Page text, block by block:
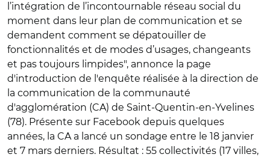
l’intégration de l’incontournable réseau social du
moment dans leur plan de communication et se
demandent comment se dépatouiller de
fonctionnalités et de modes d’usages, changeants
et pas toujours limpides", annonce la page
d'introduction de l'enquête réalisée à la direction de
la communication de la communauté
d'agglomération (CA) de Saint-Quentin-en-Yvelines
(78). Présente sur Facebook depuis quelques
années, la CA a lancé un sondage entre le 18 janvier
et 7 mars derniers. Résultat : 55 collectivités (17 villes,